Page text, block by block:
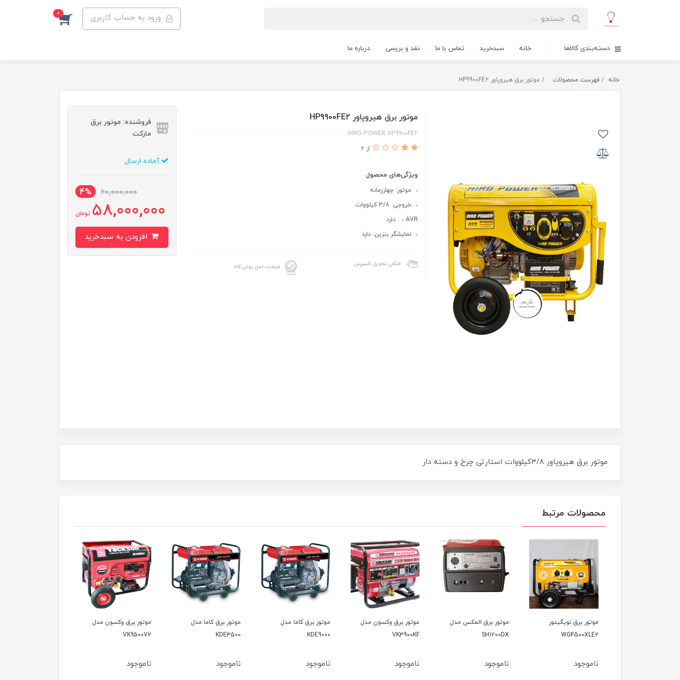
ورود به حساب کاربری 0
دسته‌بندی کالاها خانه سبدخرید تماس با ما نقد و بررسی درباره ما
خانه فهرست محصولات موتور برق هیروپاور HP9900FE2
موتور برق هیروپاور HP9900FE2
HIRO POWER HP9900FE2
از 2
ویژگی‌های محصول
موتور: چهارزمانه
خروجی: ۳/۸ کیلووات
AVR: دارد
نمایشگر بنزین: دارد
امکان تحویل اکسپرس ضمانت اصل بودن کالا
فروشنده: موتور برق
مارکت
آماده ارسال
60,000,000
4%
58,000,000 تومان
موتور برق هیروپاور ۳/۸کیلووات استارتی چرخ و دسته دار
محصولات مرتبط
موتور برق المکس مدل
SH1200DX
ناموجود
موتور برق وکسون مدل
VK3900KF
ناموجود
موتور برق کاما مدل
KDE9000
ناموجود
موتور برق کاما مدل
KDE3500
ناموجود
موتور برق وکسون مدل
VK9500V2
ناموجود
موتور برق وکسون مدل
VK9500V
ناموجود